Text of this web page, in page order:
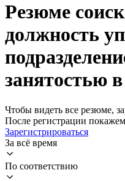
Резюме
должность
занятостью
Чтобы видеть все резюме,
После регистрации
Зарегистрироваться
За всё время
По соответствию